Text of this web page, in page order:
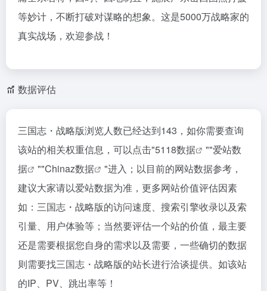
等妙计，不断打破对谋略的想象。这是5000万战略家的
真实战场，欢迎参战！
数据评估
三国志・战略版浏览人数已经达到143，如你需要查询
该站的相关权重信息，可以点击"5118数据 ""爱站数
据
""Chinaz数据
"进入；以目前的网站数据参考，
建议大家请以爱站数据为准，更多网站价值评估因素
如：三国志・战略版的访问速度、搜索引擎收录以及索
引量、用户体验等；当然要评估一个站的价值，最主要
还是需要根据您自身的需求以及需要，一些确切的数据
则需要找三国志・战略版的站长进行洽谈提供。如该站
的IP、PV、跳出率等！